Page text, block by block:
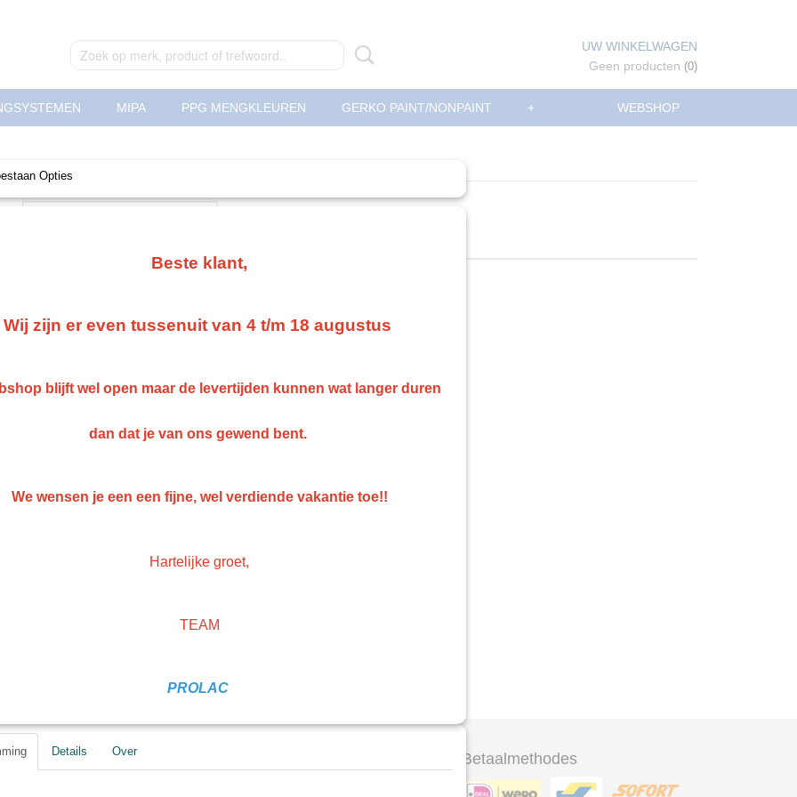
UW WINKELWAGEN
Geen producten (0)
WEBSHOP
MIPA PPG MENGKLEUREN GERKO PAINT/NONPAINT +
UniMix 2K Epoxy Primer
2K Epoxy Primer Binder 2K
Silco Unimix 20 KG HS polyacryl
Silco unimix 20 KG 2k HS polyacryl glossy
Betaalmethodes
Opties
Beste klant,
Wij zijn er even tussenuit van 4 t/m 18 augustus
blijft wel open maar de levertijden kunnen wat langer duren
dan dat je van ons gewend bent.
We wensen je een een fijne, wel verdiende vakantie toe!!
Hartelijke groet,
TEAM
PROLAC
Details Over